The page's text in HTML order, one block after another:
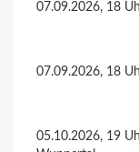
07.09.2026, 18
07.09.2026, 18
05.10.2026, 19